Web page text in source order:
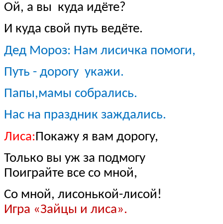
Ой, а вы куда идёте?
И куда свой путь ведёте.
Дед Мороз: Нам лисичка помоги,
Путь - дорогу укажи.
Папы,мамы собрались.
Нас на праздник заждались.
Лиса:Покажу я вам дорогу,
Только вы уж за подмогу
Поиграйте все со мной,
Со мной, лисонькой-лисой!
Игра «Зайцы и лиса».